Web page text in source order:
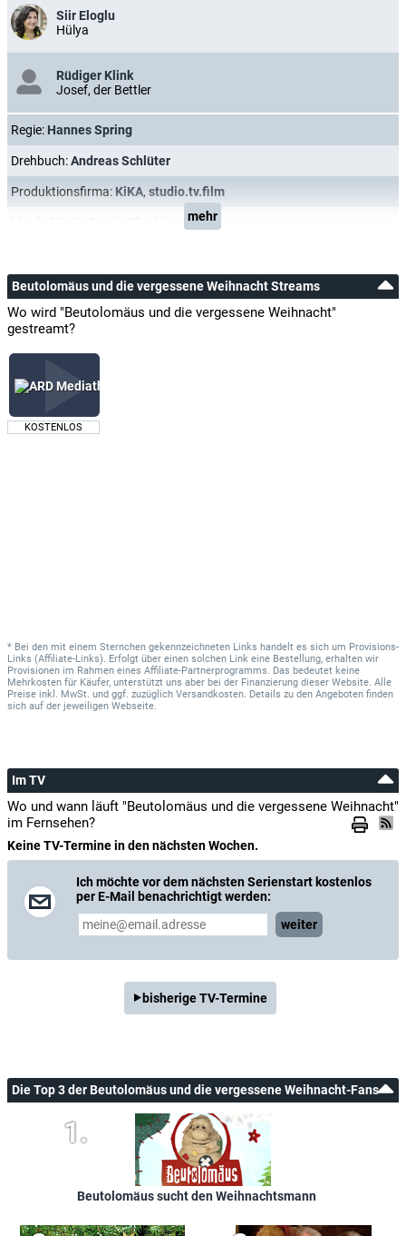
Siir Eloglu
Hülya
Rüdiger Klink
Josef, der Bettler
Regie: Hannes Spring
Drehbuch:Andreas Schlüter
Produktionsfirma: KiKA, studio.tv.film
Eike Hosenfeld
mehr
Beutolomäus und die vergessene Weihnacht Streams
Wo wird "Beutolomäus und die vergessene Weihnacht"
gestreamt?
KOSTENLOS
* Bei den mit einem Sternchen gekennzeichneten Links handelt es sich um Provisions-
Links (Affiliate-Links). Erfolgt über einen solchen Link eine Bestellung, erhalten wir
Provisionen im Rahmen eines Affiliate-Partnerprogramms. Das bedeutet keine
Mehrkosten für Käufer, unterstützt uns aber bei der Finanzierung dieser Website. Alle
Preise inkl. MwSt. und ggf. zuzüglich Versandkosten. Details zu den Angeboten finden
sich auf der jeweiligen Webseite.
Im TV
Wo und wann läuft "Beutolomäus und die vergessene Weihnacht"
im Fernsehen?
Keine TV-Termine in den nächsten Wochen.
Ich möchte vor dem nächsten Serienstart kostenlos
per E-Mail benachrichtigt werden:
weiter
bisherige TV-Termine
Die Top 3 der Beutolomäus und die vergessene Weihnacht-Fans
Beutolomäus sucht den Weihnachtsmann